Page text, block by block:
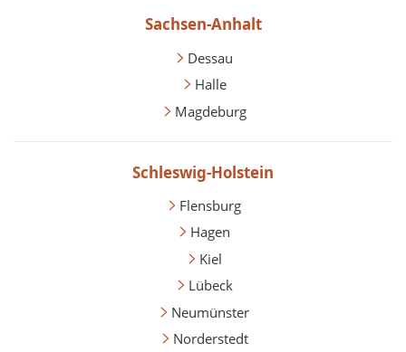
Sachsen-Anhalt
Dessau
Halle
Magdeburg
Schleswig-Holstein
Flensburg
Hagen
Kiel
Lübeck
Neumünster
Norderstedt